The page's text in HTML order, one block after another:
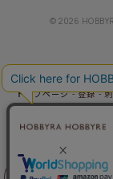
© 2026
トップページ 登録 刺
トップページ
特集一覧
トップページ
トップページ
キット